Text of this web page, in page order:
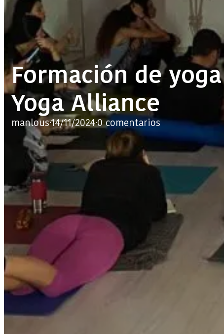
Formación de
Yoga Alliance
manlous·14/11/2024·0 comentarios